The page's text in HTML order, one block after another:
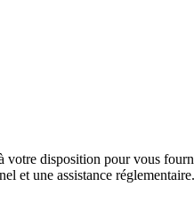
votre disposition pour vous
et une assistance